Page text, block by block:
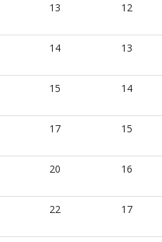
13 12
14 13
15 14
17 15
20 16
22 17